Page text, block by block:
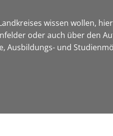
wissen wollen,
oder auch über den
Ausbildungs- und